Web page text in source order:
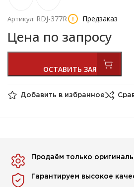
Артикул: RDJ-377R Предзаказ
Цена по запросу
Добавить в избранное
Продаём только
Гарантируем высокое